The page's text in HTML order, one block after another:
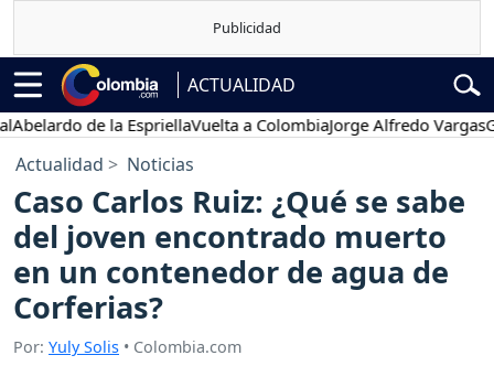
ACTUALIDAD
de la EspriellaVuelta a ColombiaJorge Alfredo Vargas
Actualidad Noticias
Caso Carlos Ruiz: ¿Qué se sabe
del joven encontrado muerto
en un contenedor de agua de
Corferias?
Por: Yuly Solis • Colombia.com